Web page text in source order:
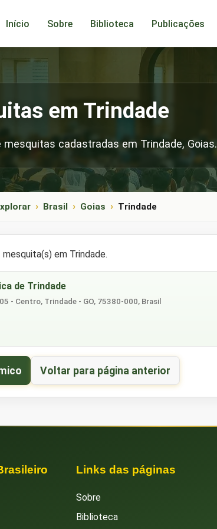
Início Sobre Biblioteca Publicações
em Trindade
mesquitas cadastradas em Trindade, Goias.
Brasil Goias Trindade
em Trindade.
de Trindade
- Centro, Trindade - GO, 75380-000, Brasil
Voltar para página anterior
Links das páginas
Sobre
Biblioteca